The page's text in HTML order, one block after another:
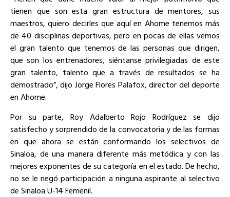
tienen que son esta gran estructura de mentores, sus
maestros, quiero decirles que aquí en Ahome tenemos más
de 40 disciplinas deportivas, pero en pocas de ellas vemos
el gran talento que tenemos de las personas que dirigen,
que son los entrenadores, siéntanse privilegiadas de este
gran talento, talento que a través de resultados se ha
demostrado”, dijo Jorge Flores Palafox, director del deporte
en Ahome.
Por su parte, Roy Adalberto Rojo Rodríguez se dijo
satisfecho y sorprendido de la convocatoria y de las formas
en que ahora se están conformando los selectivos de
Sinaloa, de una manera diferente más metódica y con las
mejores exponentes de su categoría en el estado. De hecho,
no se le negó participación a ninguna aspirante al selectivo
de Sinaloa U-14 Femenil.